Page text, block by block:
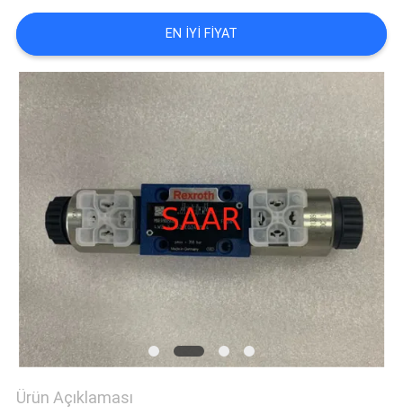
SITE
HARITASI
PRIVACY
POLICY
EN IYI FIYAT
Ürün Açıklaması